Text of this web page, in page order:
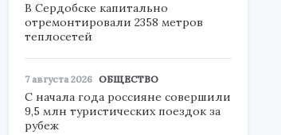
В Сердобске капитально
отремонтировали 2358 метров
теплосетей
7 августа 2026 ОБЩЕСТВО
С начала года россияне совершили
9,5 млн туристических поездок за
рубеж